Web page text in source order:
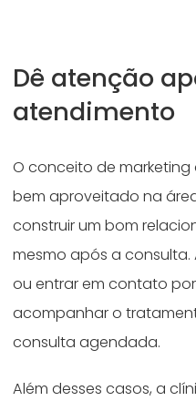
Dê atenção
atendimento
O conceito de
bem aproveitado na
construir um bom
mesmo após a
ou entrar em contato
acompanhar o
consulta agendada.
Além desses casos, a